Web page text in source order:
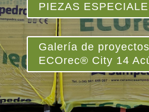
PIEZAS
Galería de
ECOrec® City 14